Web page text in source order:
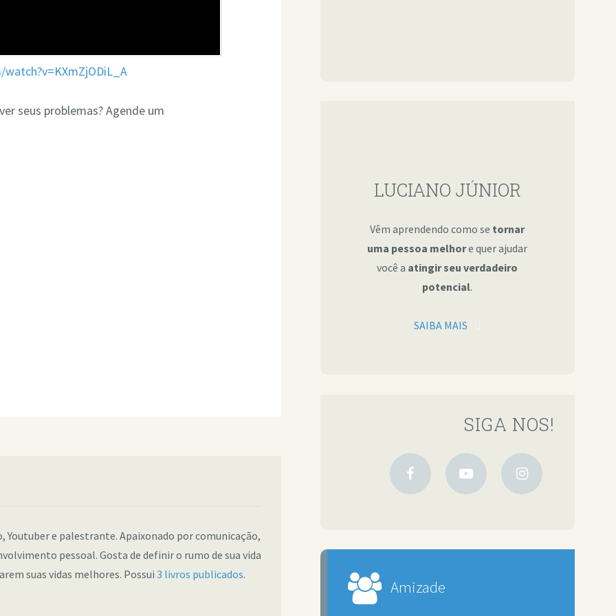
seus problemas? Agende um
e palestrante. Apaixonado por comunicação,
pessoal. Gosta de definir o rumo de sua vida
suas vidas melhores. Possui 3 livros publicados.
LUCIANO JÚNIOR
Vêm aprendendo como se tornar
uma pessoa melhore quer ajudar
você a atingir seu verdadeiro
potencial.
SAIBA MAIS
SIGA NOS!
Amizade